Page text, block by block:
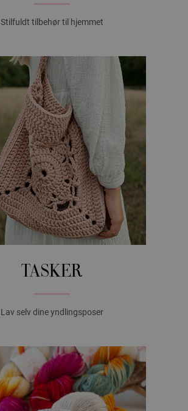
Stilfuldt tilbehør til hjemmet
TASKER
Lav selv dine yndlingsposer